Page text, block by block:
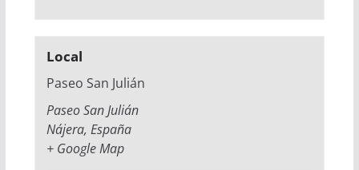
Local
Paseo San Julián
Paseo San Julián
Nájera, España
+ Google Map